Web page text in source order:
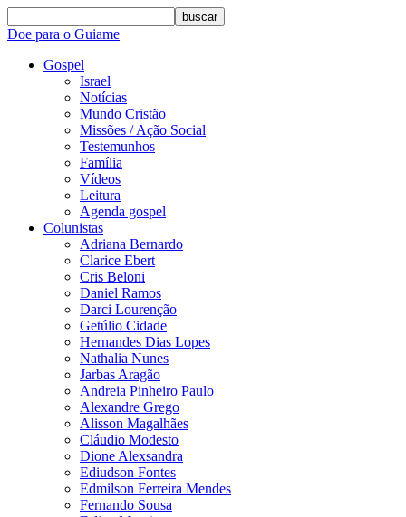
buscar
Doe para o Guiame
Gospel
Israel
Notícias
Mundo Cristão
Missões / Ação Social
Testemunhos
Família
Vídeos
Leitura
Agenda gospel
Colunistas
Adriana Bernardo
Clarice Ebert
Cris Beloni
Daniel Ramos
Darci Lourenção
Getúlio Cidade
Hernandes Dias Lopes
Nathalia Nunes
Jarbas Aragão
Andreia Pinheiro Paulo
Alexandre Grego
Alisson Magalhães
Cláudio Modesto
Dione Alexsandra
Ediudson Fontes
Edmilson Ferreira Mendes
Fernando Sousa